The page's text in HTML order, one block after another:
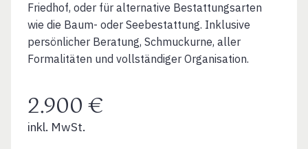
Friedhof, oder für alternative Bestattungsarten
wie die Baum- oder Seebestattung. Inklusive
persönlicher Beratung, Schmuckurne, aller
Formalitäten und vollständiger Organisation.
2.900 €
inkl. MwSt.